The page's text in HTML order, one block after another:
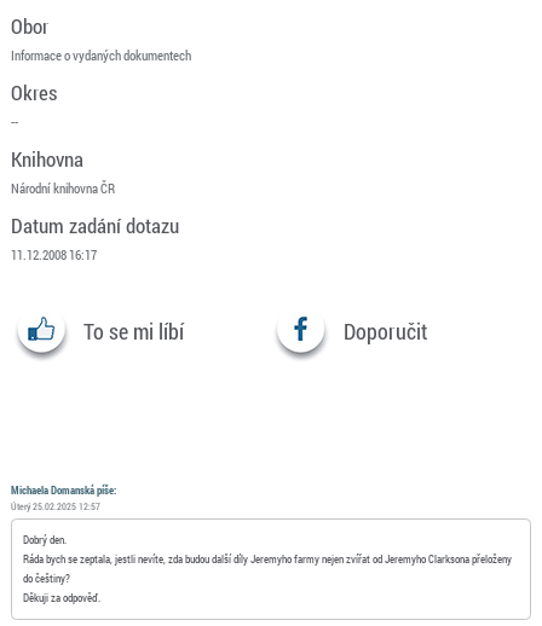
Obor
Informace o vydaných dokumentech
Okres
--
Knihovna
Národní knihovna ČR
Datum zadání dotazu
11.12.2008 16:17
To se mi líbí Doporučit
Michaela Domanská píše:
Úterý 25.02.2025 12:57
Dobrý den.
Ráda bych se zeptala, jestli nevíte, zda budou další díly Jeremyho farmy nejen zvířat od Jeremyho Clarksona přeloženy
do češtiny?
Děkuji za odpověď.